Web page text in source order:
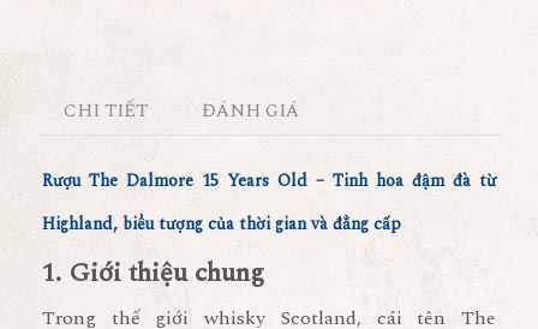
CHI TIẾT ĐÁNH GIÁ
Rượu The Dalmore 15 Years Old – Tinh hoa đậm đà từ
Highland, biểu tượng của thời gian và đẳng cấp
1. Giới thiệu chung
Trong thế giới whisky Scotland, cái tên The